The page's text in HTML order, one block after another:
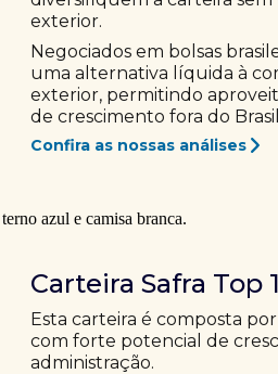
exterior.
Negociados em bolsas
uma alternativa líquida à
exterior, permitindo
de crescimento fora do
Confira as nossas análises
Carteira Safra Top
Esta carteira é composta
com forte potencial de
administração.